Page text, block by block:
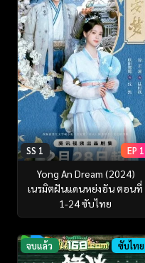
SS 1 EP 1
Yong An Dream (2024)
เนรมิตฝันแดนหย่งอัน ตอนที่
1-24 ซับไทย
จบแล้ว ซับไทย